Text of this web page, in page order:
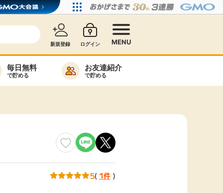
新規登録 ログイン MENU
特集一覧
ヘルプセンター
毎日無料
で貯める
お友達紹介
で貯める
ーから検索
5( 1件 )